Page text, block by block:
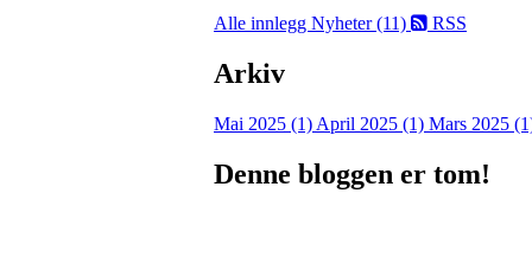
Alle innlegg Nyheter (11) RSS
Arkiv
Mai 2025 (1) April 2025 (1) Mars 2025
Denne bloggen er tom!